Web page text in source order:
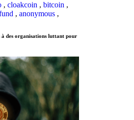
, cloakcoin , bitcoin ,
, anonymous ,
des organisations luttant pour